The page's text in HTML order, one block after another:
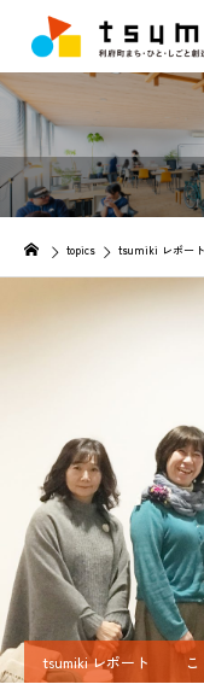
topics tsumiki レポート
tsumiki レポート